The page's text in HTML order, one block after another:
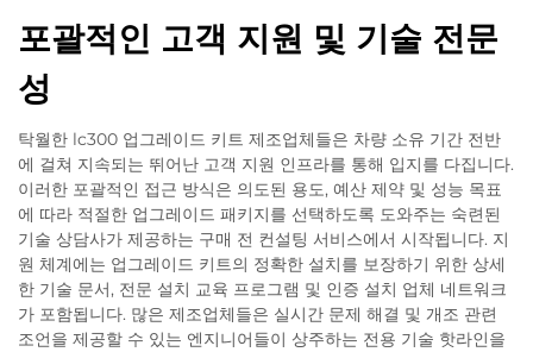
포괄적인 고객 지원 및 기술 전문
성
탁월한 lc300 업그레이드 키트 제조업체들은 차량 소유 기간 전반
에 걸쳐 지속되는 뛰어난 고객 지원 인프라를 통해 입지를 다집니다.
이러한 포괄적인 접근 방식은 의도된 용도, 예산 제약 및 성능 목표
에 따라 적절한 업그레이드 패키지를 선택하도록 도와주는 숙련된
기술 상담사가 제공하는 구매 전 컨설팅 서비스에서 시작됩니다. 지
원 체계에는 업그레이드 키트의 정확한 설치를 보장하기 위한 상세
한 기술 문서, 전문 설치 교육 프로그램 및 인증 설치 업체 네트워크
가 포함됩니다. 많은 제조업체들은 실시간 문제 해결 및 개조 관련
조언을 제공할 수 있는 엔지니어들이 상주하는 전용 기술 핫라인을